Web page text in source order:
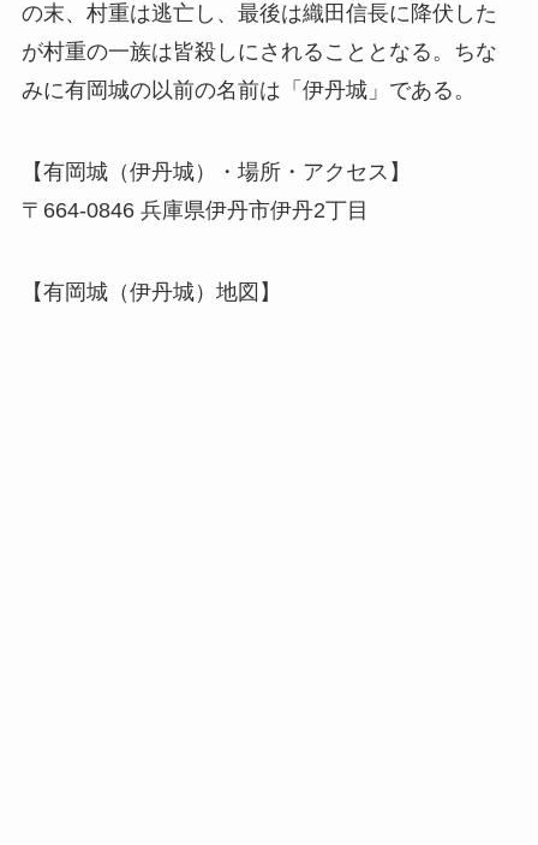
の末、村重は逃亡し、最後は織田信長に降伏した
が村重の一族は皆殺しにされることとなる。ちな
みに有岡城の以前の名前は「伊丹城」である。
【有岡城（伊丹城）・場所・アクセス】
〒664-0846 兵庫県伊丹市伊丹2丁目
【有岡城（伊丹城）地図】